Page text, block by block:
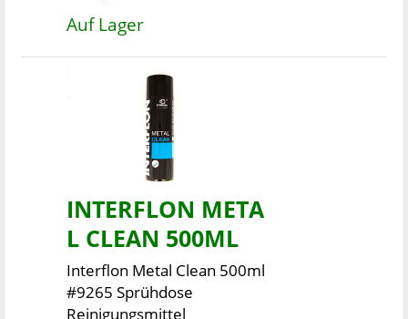
Auf Lager
INTERFLON META
L CLEAN 500ML
Interflon Metal Clean 500ml
#9265 Sprühdose
Reinigungsmittel